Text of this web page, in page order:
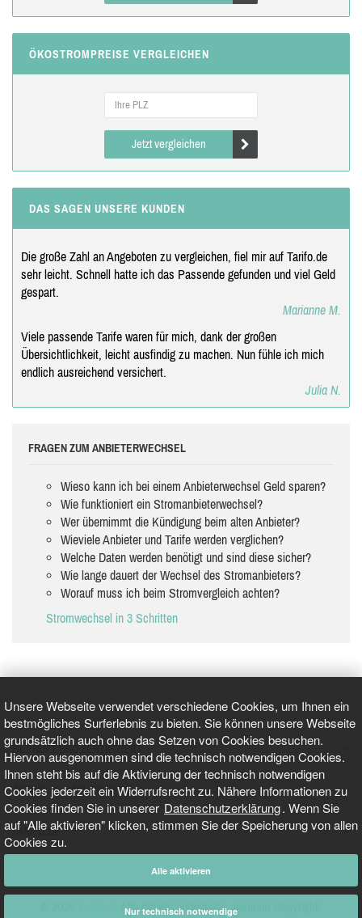
Unsere Webseite verwendet verschiedene Cookies, um Ihnen ein
bestmögliches Surferlebnis zu bieten. Sie können unsere Webseite
grundsätzlich auch ohne das Setzen von Cookies besuchen.
Hiervon ausgenommen sind die technisch notwendigen Cookies.
Ihnen steht bis auf die Aktivierung der technisch notwendigen
Cookies jederzeit ein Widerrufsrecht zu. Nähere Informationen zu
Cookies finden Sie in unserer Datenschutzerklärung. Wenn Sie
auf "Alle aktivieren" klicken, stimmen Sie der Speicherung von allen
Cookies zu.
Alle aktivieren
Nur technisch notwendige
ÖKOSTROMPREISE VERGLEICHEN
Jetzt vergleichen
DAS SAGEN UNSERE KUNDEN
Die große Zahl an Angeboten zu vergleichen, fiel mir auf Tarifo.de
sehr leicht. Schnell hatte ich das Passende gefunden und viel Geld
gespart.
Marianne M.
Viele passende Tarife waren für mich, dank der großen
Übersichtlichkeit, leicht ausfindig zu machen. Nun fühle ich mich
endlich ausreichend versichert.
Julia N.
FRAGEN ZUM ANBIETERWECHSEL
Wieso kann ich bei einem Anbieterwechsel Geld sparen?
Wie funktioniert ein Stromanbieterwechsel?
Wer übernimmt die Kündigung beim alten Anbieter?
Wieviele Anbieter und Tarife werden verglichen?
Welche Daten werden benötigt und sind diese sicher?
Wie lange dauert der Wechsel des Stromanbieters?
Worauf muss ich beim Stromvergleich achten?
Stromwechsel in 3 Schritten
GEPRÜFT UND ZERTIFIZIERT
AKTUELLE NACHRICHTEN
TARIFO.DE
Alle Inhalte unterliegen unserem Copyright.